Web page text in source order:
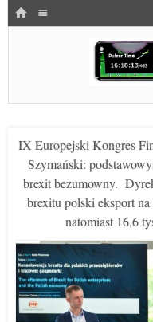
HOME
Pulsarowy.pl
IX Europejski Kongres
Szymański:
brexit bezumowny.
brexitu polski eksport
natomiast 16,6